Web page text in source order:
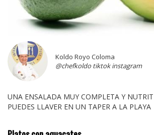
Koldo Royo Coloma
@chefkoldo tiktok instagram
UNA ENSALADA MUY COMPLETA Y
PUEDES LLAVER EN UN TAPER A LA PLAYA